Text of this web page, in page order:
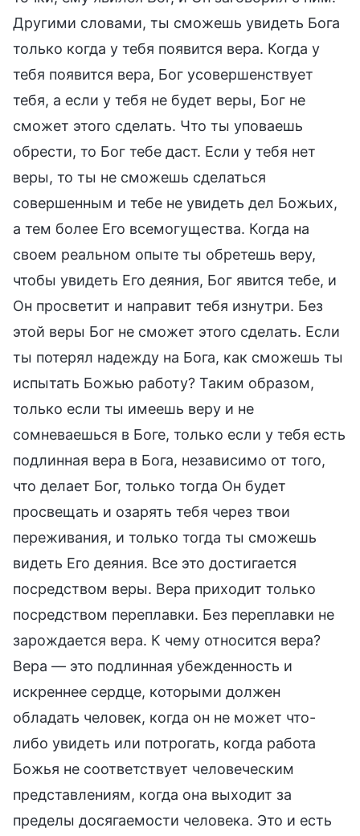
Другими словами, ты сможешь увидеть Бога
только когда у тебя появится вера. Когда у
тебя появится вера, Бог усовершенствует
тебя, а если у тебя не будет веры, Бог не
сможет этого сделать. Что ты уповаешь
обрести, то Бог тебе даст. Если у тебя нет
веры, то ты не сможешь сделаться
совершенным и тебе не увидеть дел Божьих,
а тем более Его всемогущества. Когда на
своем реальном опыте ты обретешь веру,
чтобы увидеть Его деяния, Бог явится тебе, и
Он просветит и направит тебя изнутри. Без
этой веры Бог не сможет этого сделать. Если
ты потерял надежду на Бога, как сможешь ты
испытать Божью работу? Таким образом,
только если ты имеешь веру и не
сомневаешься в Боге, только если у тебя есть
подлинная вера в Бога, независимо от того,
что делает Бог, только тогда Он будет
просвещать и озарять тебя через твои
переживания, и только тогда ты сможешь
видеть Его деяния. Все это достигается
посредством веры. Вера приходит только
посредством переплавки. Без переплавки не
зарождается вера. К чему относится вера?
Вера — это подлинная убежденность и
искреннее сердце, которыми должен
обладать человек, когда он не может что-
либо увидеть или потрогать, когда работа
Божья не соответствует человеческим
представлениям, когда она выходит за
пределы досягаемости человека. Это и есть